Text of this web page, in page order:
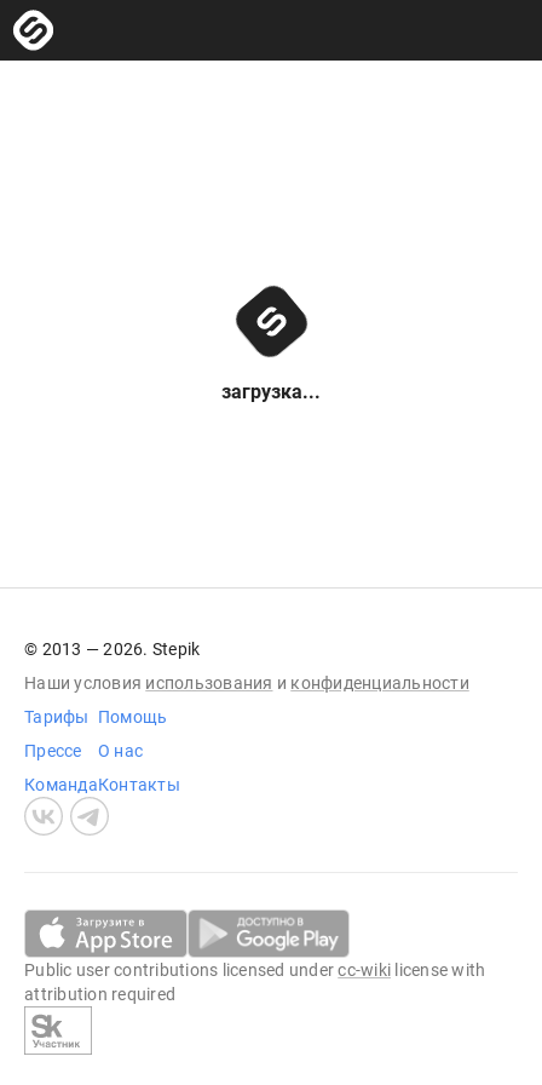
загрузка...
© 2013 — 2026. Stepik
Наши условия использования и конфиденциальности
Тарифы
Прессе
Команда
Помощь
О нас
Контакты
Public user contributions licensed undercc-wiki license with
attribution required